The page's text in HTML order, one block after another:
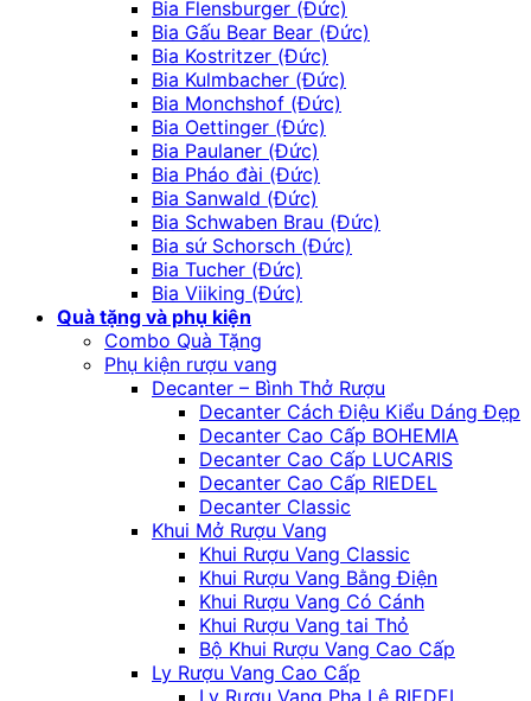
Bia Flensburger (Đức)
Bia Gấu Bear Bear (Đức)
Bia Kostritzer (Đức)
Bia Kulmbacher (Đức)
Bia Monchshof (Đức)
Bia Oettinger (Đức)
Bia Paulaner (Đức)
Bia Pháo đài (Đức)
Bia Sanwald (Đức)
Bia Schwaben Brau (Đức)
Bia sứ Schorsch (Đức)
Bia Tucher (Đức)
Bia Viiking (Đức)
Quà tặng và phụ kiện
Combo Quà Tặng
Phụ kiện rượu vang
Decanter – Bình Thở Rượu
Decanter Cách Điệu Kiểu Dáng Đẹp
Decanter Cao Cấp BOHEMIA
Decanter Cao Cấp LUCARIS
Decanter Cao Cấp RIEDEL
Decanter Classic
Khui Mở Rượu Vang
Khui Rượu Vang Classic
Khui Rượu Vang Bằng Điện
Khui Rượu Vang Có Cánh
Khui Rượu Vang tai Thỏ
Bộ Khui Rượu Vang Cao Cấp
Ly Rượu Vang Cao Cấp
Ly Rượu Vang Pha Lê RIEDEL